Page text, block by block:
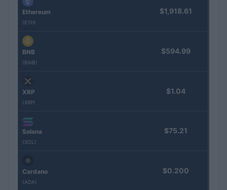
Ethereum
(ETH)
$1,918.61
BNB
(BNB)
$594.99
XRP
(XRP)
$1.04
Solana
(SOL)
$75.21
Cardano
(ADA)
$0.200